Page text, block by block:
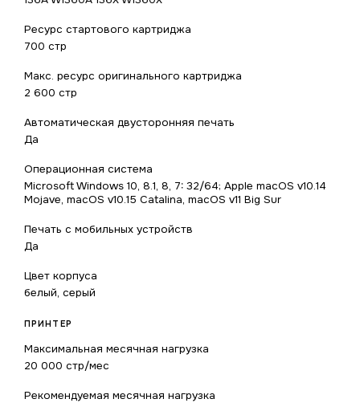
Ресурс стартового картриджа
700 стр
Макс. ресурс оригинального картриджа
2 600 стр
Автоматическая двусторонняя печать
Да
Операционная система
Microsoft Windows 10, 8.1, 8, 7: 32/64; Apple macOS v10.14
Mojave, macOS v10.15 Catalina, macOS v11 Big Sur
Печать с мобильных устройств
Да
Цвет корпуса
белый, серый
ПРИНТЕР
Максимальная месячная нагрузка
20 000 стр/мес
Рекомендуемая месячная нагрузка